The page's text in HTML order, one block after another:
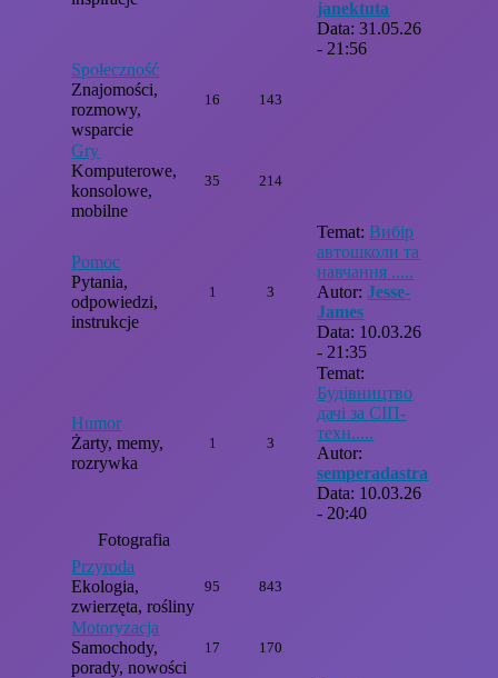
janektuta
Data: 31.05.26
- 21:56
Społeczność
Znajomości,
rozmowy,
wsparcie
16 143
Gry
Komputerowe,
konsolowe,
mobilne
35 214
Pomoc
Pytania,
odpowiedzi,
instrukcje
1 3
Temat:Вибір
автошколи та
навчання .....
Autor:Jesse-
James
Data: 10.03.26
- 21:35
Humor
Żarty, memy,
rozrywka
1 3
Temat:
Будівництво
дачі за СІП-
техн.....
Autor:
semperadastra
Data: 10.03.26
- 20:40
Fotografia
Przyroda
Ekologia,
zwierzęta, rośliny
95 843
Motoryzacja
Samochody,
porady, nowości
17 170